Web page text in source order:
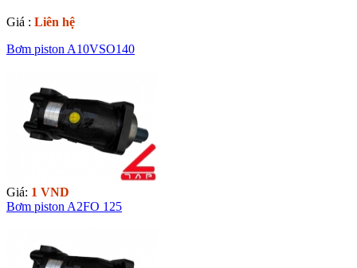
Giá : Liên hệ
Bơm piston A10VSO140
Giá: 1 VND
Bơm piston A2FO 125